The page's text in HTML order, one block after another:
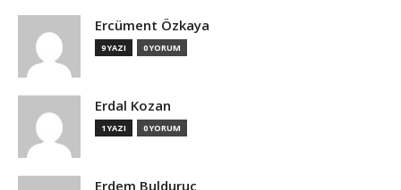
Ercüment Özkaya
9 YAZI 0 YORUM
Erdal Kozan
1 YAZI 0 YORUM
Erdem Bulduruç